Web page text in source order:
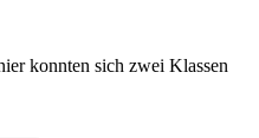
konnten sich zwei Klassen